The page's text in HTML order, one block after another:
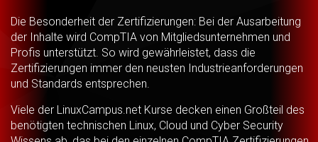
Die Besonderheit der Zertifizierungen: Bei der Ausarbeitung
der Inhalte wird CompTIA von Mitgliedsunternehmen und
Profis unterstützt. So wird gewährleistet, dass die
Zertifizierungen immer den neusten Industrieanforderungen
und Standards entsprechen.
Viele der LinuxCampus.net Kurse decken einen Großteil des
benötigten technischen Linux, Cloud und Cyber Security